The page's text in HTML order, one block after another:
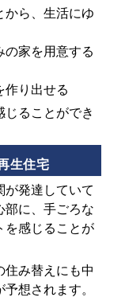
から、生活にゆ
の家を用意する
作り出せる
ることができ
生住宅
が発達していて
部に、手ごろな
を感じることが
み替えにも中
想されます。